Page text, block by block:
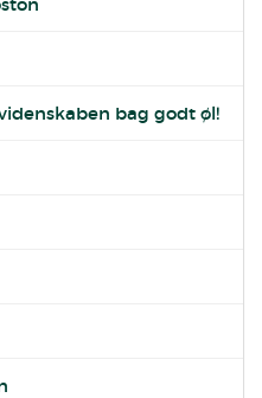
bag godt øl!